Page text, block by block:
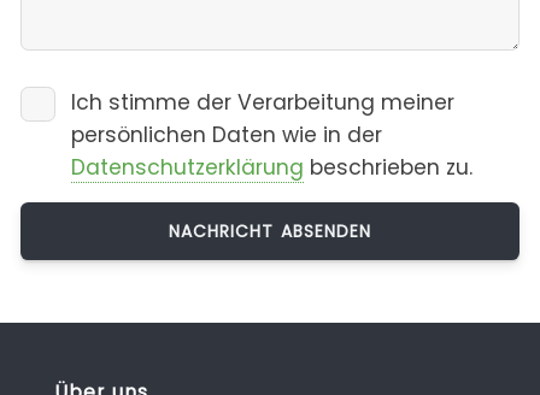
Ich stimme der Verarbeitung meiner
persönlichen Daten wie in der
Datenschutzerklärung beschrieben zu.